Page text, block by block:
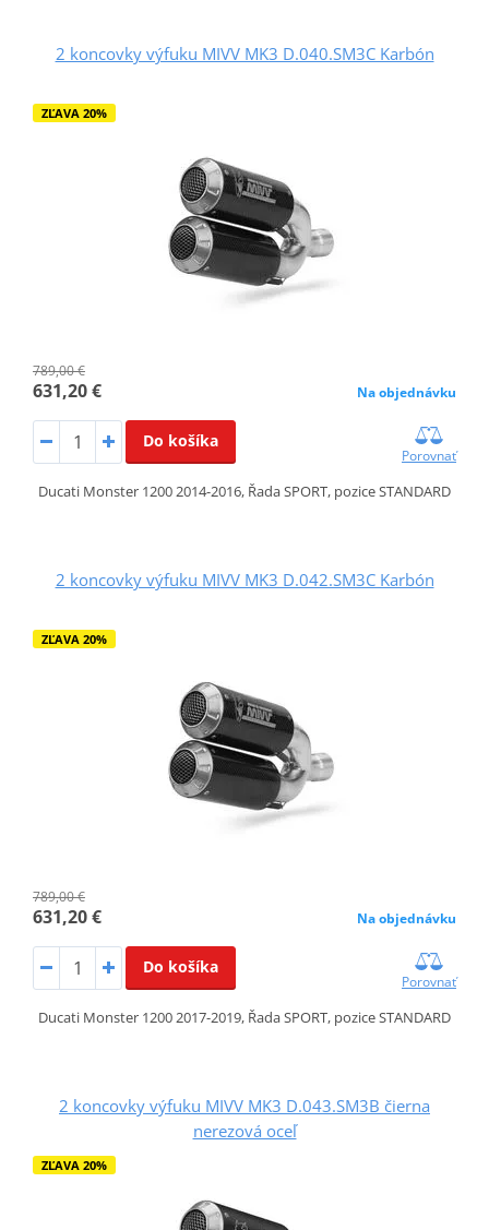
2 koncovky výfuku MIVV MK3 D.040.SM3C Karbón
ZĽAVA 20%
789,00 €
631,20 € Na objednávku
Do košíka
Porovnať
Ducati Monster 1200 2014-2016, Řada SPORT, pozice STANDARD
2 koncovky výfuku MIVV MK3 D.042.SM3C Karbón
ZĽAVA 20%
789,00 €
631,20 € Na objednávku
Do košíka
Porovnať
Ducati Monster 1200 2017-2019, Řada SPORT, pozice STANDARD
2 koncovky výfuku MIVV MK3 D.043.SM3B čierna
nerezová oceľ
ZĽAVA 20%